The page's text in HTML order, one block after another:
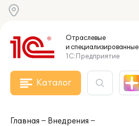
Отраслевые
и специализированные
1С:Предприятие
Каталог
Главная
Внедрения